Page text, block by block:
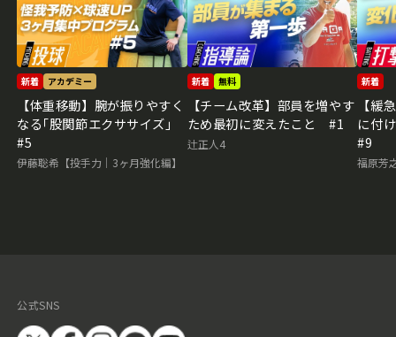
新着 アカデミー
【体重移動】腕が振りやすく
なる｢股関節エクササイズ｣
#5
伊藤聡希【投手力｜3ヶ月強化編】
新着 無料
【チーム改革】部員を増やす
ため最初に変えたこと #1
辻正人4
新着
【緩
に付
#9
福原芳
公式SNS